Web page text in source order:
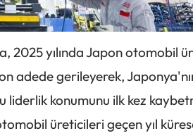
2025 yılında Japon otomobil
adede gerileyerek,
liderlik konumunu ilk kez
üreticileri geçen yıl